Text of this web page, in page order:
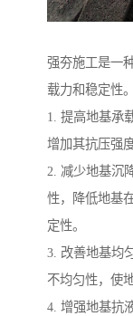
强夯施工是一
载力和稳定性
1. 提高地基承
增加其抗压强
2. 减少地基沉
性，降低地基
定性。
3. 改善地基均
不均匀性，使
4. 增强地基抗